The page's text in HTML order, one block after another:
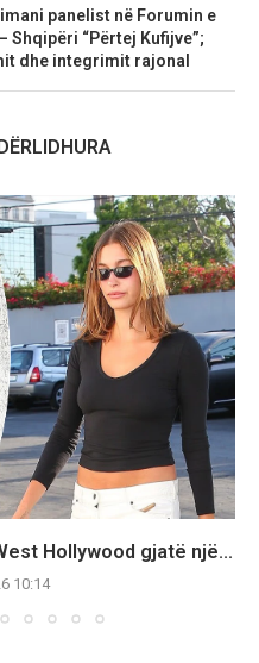
panelist në Forumin e
Shqipëri “Përtej Kufijve”;
dhe integrimit rajonal
Hollywood gjatë një...
10:14